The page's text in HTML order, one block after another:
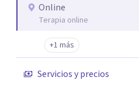
Online
Terapia online
+1 más
Servicios y precios